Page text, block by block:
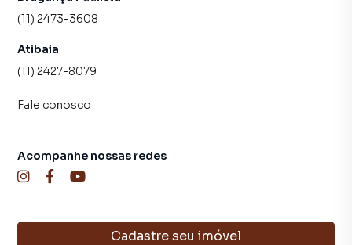
(11) 2473-3608
Atibaia
(11) 2427-8079
Fale conosco
Cadastre seu imóvel
Acompanhe nossas redes